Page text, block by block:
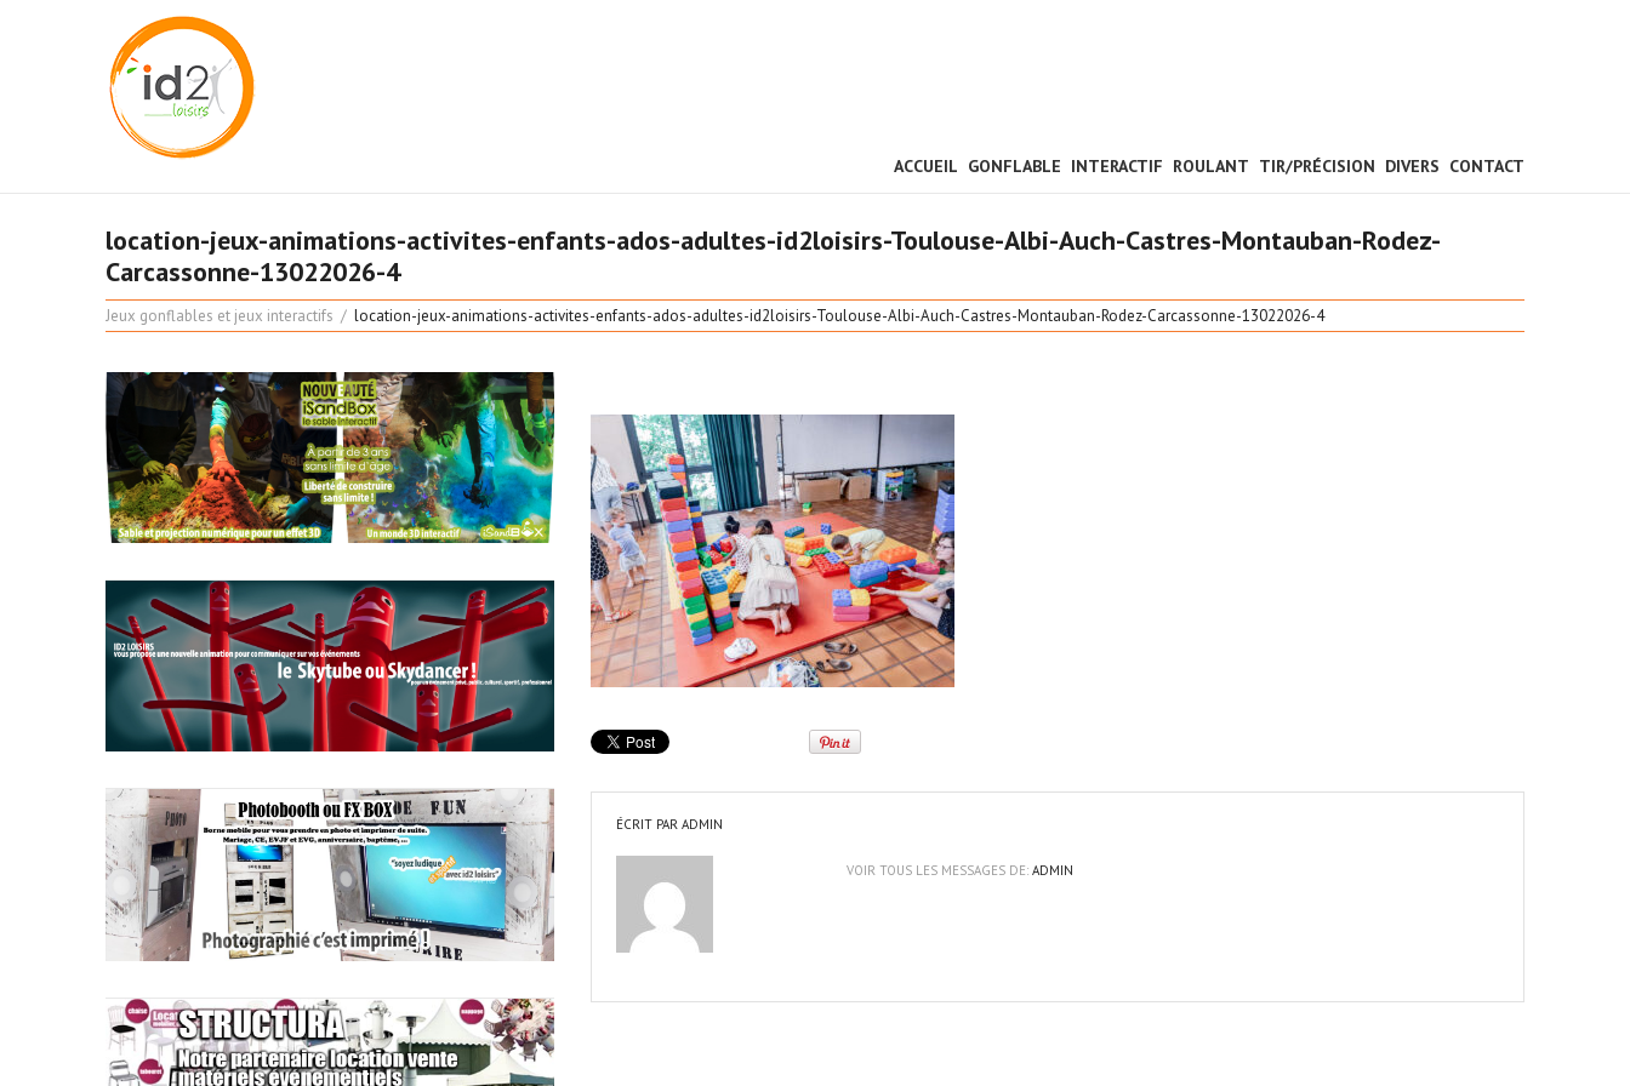
ACCUEIL GONFLABLE INTERACTIF ROULANT TIR/PRÉCISION DIVERS CONTACT
location-jeux-animations-activites-enfants-ados-adultes-id2loisirs-Toulouse-Albi-Auch-Castres-Montauban-Rodez-
Carcassonne-13022026-4
Jeux gonflables et jeux interactifs location-jeux-animations-activites-enfants-ados-adultes-id2loisirs-Toulouse-Albi-Auch-Castres-Montauban-Rodez-Carcassonne-13022026-4
ÉCRIT PAR ADMIN
VOIR TOUS LES MESSAGES DE: ADMIN